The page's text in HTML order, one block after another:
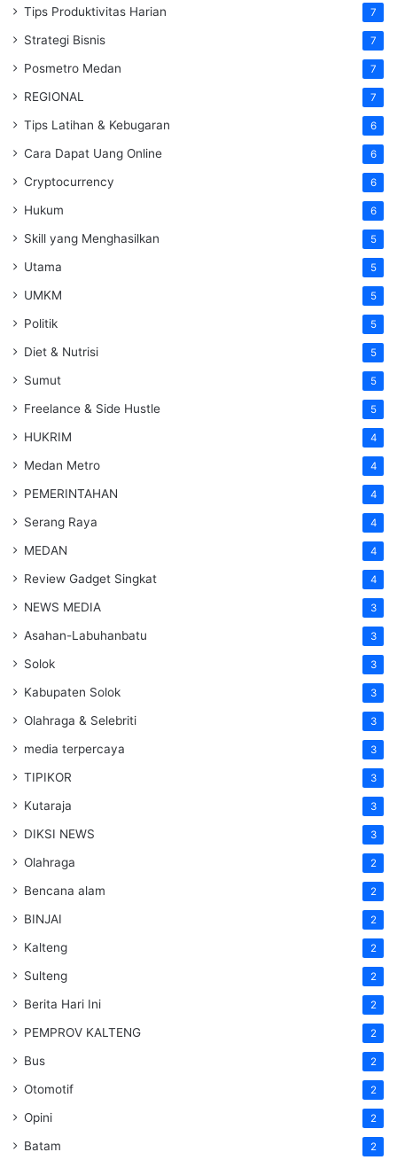
Tips Produktivitas Harian 7
Strategi Bisnis 7
Posmetro Medan 7
REGIONAL 7
Tips Latihan & Kebugaran 6
Cara Dapat Uang Online 6
Cryptocurrency 6
Hukum 6
Skill yang Menghasilkan 5
Utama 5
UMKM 5
Politik 5
Diet & Nutrisi 5
Sumut 5
Freelance & Side Hustle 5
HUKRIM 4
Medan Metro 4
PEMERINTAHAN 4
Serang Raya 4
MEDAN 4
Review Gadget Singkat 4
NEWS MEDIA 3
Asahan-Labuhanbatu 3
Solok 3
Kabupaten Solok 3
Olahraga & Selebriti 3
media terpercaya 3
TIPIKOR 3
Kutaraja 3
DIKSI NEWS 3
Olahraga 2
Bencana alam 2
BINJAI 2
Kalteng 2
Sulteng 2
Berita Hari Ini 2
PEMPROV KALTENG 2
Bus 2
Otomotif 2
Opini 2
Batam 2